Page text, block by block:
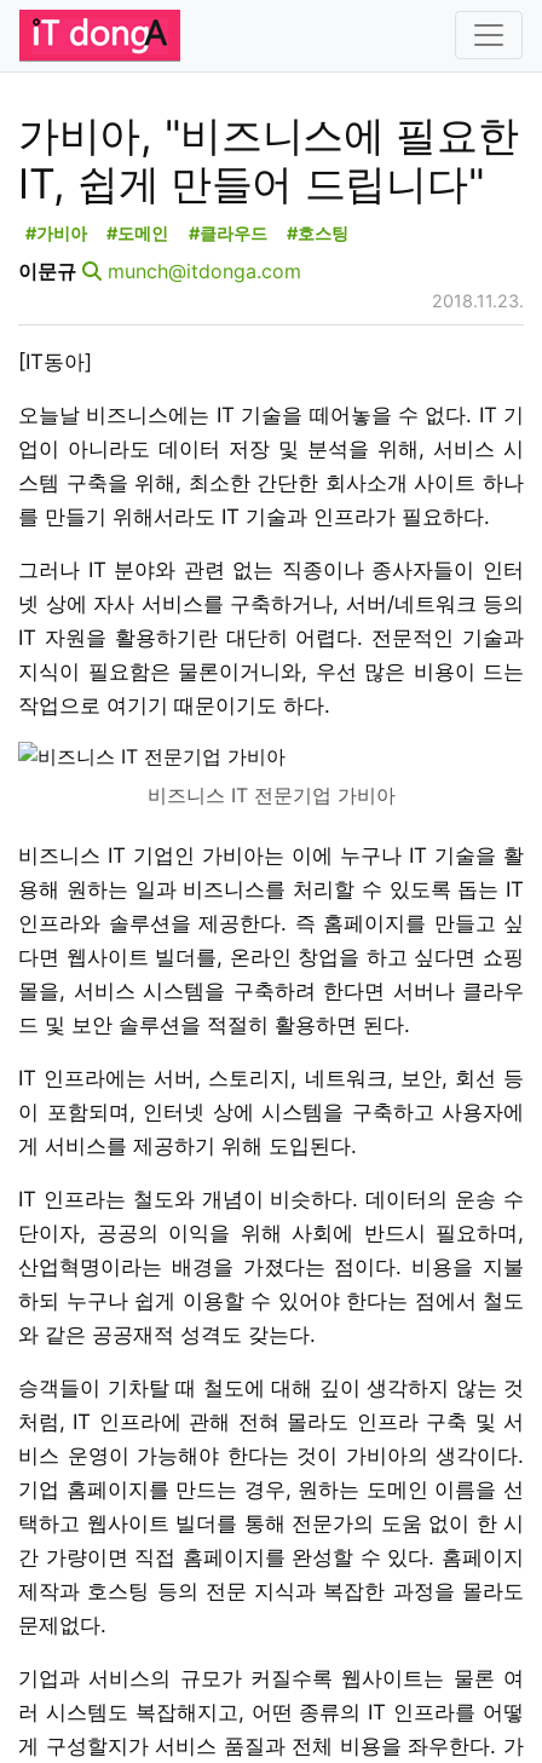
가비아, "비즈니스에 필요한
IT, 쉽게 만들어 드립니다"
#가비아 #도메인 #클라우드 #호스팅
이문규 munch@itdonga.com
2018.11.23.
[IT동아]
오늘날 비즈니스에는 IT 기술을 떼어놓을 수 없다. IT 기
업이 아니라도 데이터 저장 및 분석을 위해, 서비스 시
스템 구축을 위해, 최소한 간단한 회사소개 사이트 하나
를 만들기 위해서라도 IT 기술과 인프라가 필요하다.
그러나 IT 분야와 관련 없는 직종이나 종사자들이 인터
넷 상에 자사 서비스를 구축하거나, 서버/네트워크 등의
IT 자원을 활용하기란 대단히 어렵다. 전문적인 기술과
지식이 필요함은 물론이거니와, 우선 많은 비용이 드는
작업으로 여기기 때문이기도 하다.
비즈니스 IT 전문기업 가비아
비즈니스 IT 기업인 가비아는 이에 누구나 IT 기술을 활
용해 원하는 일과 비즈니스를 처리할 수 있도록 돕는 IT
인프라와 솔루션을 제공한다. 즉 홈페이지를 만들고 싶
다면 웹사이트 빌더를, 온라인 창업을 하고 싶다면 쇼핑
몰을, 서비스 시스템을 구축하려 한다면 서버나 클라우
드 및 보안 솔루션을 적절히 활용하면 된다.
IT 인프라에는 서버, 스토리지, 네트워크, 보안, 회선 등
이 포함되며, 인터넷 상에 시스템을 구축하고 사용자에
게 서비스를 제공하기 위해 도입된다.
IT 인프라는 철도와 개념이 비슷하다. 데이터의 운송 수
단이자, 공공의 이익을 위해 사회에 반드시 필요하며,
산업혁명이라는 배경을 가졌다는 점이다. 비용을 지불
하되 누구나 쉽게 이용할 수 있어야 한다는 점에서 철도
와 같은 공공재적 성격도 갖는다.
승객들이 기차탈 때 철도에 대해 깊이 생각하지 않는 것
처럼, IT 인프라에 관해 전혀 몰라도 인프라 구축 및 서
비스 운영이 가능해야 한다는 것이 가비아의 생각이다.
기업 홈페이지를 만드는 경우, 원하는 도메인 이름을 선
택하고 웹사이트 빌더를 통해 전문가의 도움 없이 한 시
간 가량이면 직접 홈페이지를 완성할 수 있다. 홈페이지
제작과 호스팅 등의 전문 지식과 복잡한 과정을 몰라도
문제없다.
기업과 서비스의 규모가 커질수록 웹사이트는 물론 여
러 시스템도 복잡해지고, 어떤 종류의 IT 인프라를 어떻
게 구성할지가 서비스 품질과 전체 비용을 좌우한다. 가